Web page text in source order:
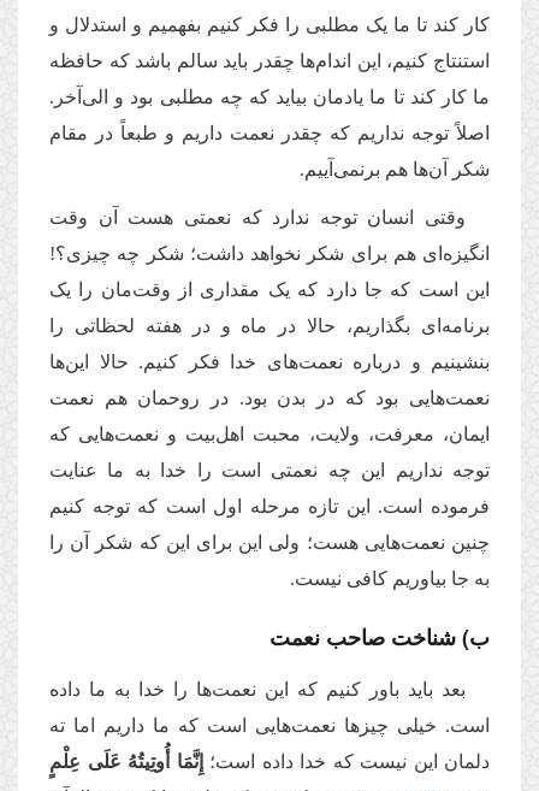
کار کند تا ما یک مطلبی را فکر کنیم بفهمیم و استدلال و
استنتاج کنیم، این اندام‌ها چقدر باید سالم باشد که حافظه
ما کار کند تا ما یادمان بیاید که چه مطلبی بود و الی‌آخر.
اصلاً توجه نداریم که چقدر نعمت داریم و طبعاً در مقام
شکر آن‌ها هم برنمی‌آییم.
وقتی انسان توجه ندارد که نعمتی هست آن وقت
انگیزه‌ای هم برای شکر نخواهد داشت؛ شکر چه چیزی؟!
این است که جا دارد که یک مقداری از وقت‌مان را یک
برنامه‌ای بگذاریم، حالا در ماه و در هفته لحظاتی را
بنشینیم و درباره نعمت‌های خدا فکر کنیم. حالا این‌ها
نعمت‌هایی بود که در بدن بود. در روحمان هم نعمت
ایمان، معرفت، ولایت، محبت اهل‌بیت و نعمت‌هایی که
توجه نداریم این چه نعمتی است را خدا به ما عنایت
فرموده است. این تازه مرحله اول است که توجه کنیم
چنین نعمت‌هایی هست؛ ولی این برای این که شکر آن را
به جا بیاوریم کافی نیست.
ب) شناخت صاحب نعمت
بعد باید باور کنیم که این نعمت‌ها را خدا به ما داده
است. خیلی چیزها نعمت‌هایی است که ما داریم اما ته
دلمان این نیست که خدا داده است؛ إِنَّمَا أُوتِیتُهُ عَلَى عِلْمٍ